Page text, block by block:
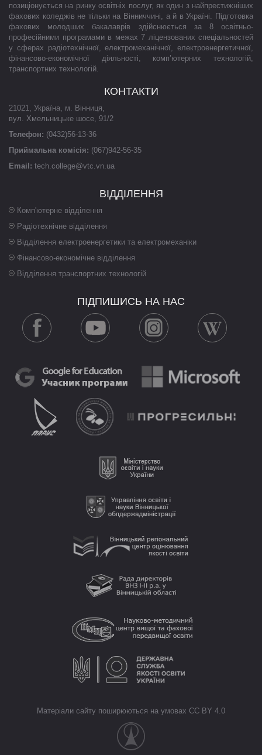
позиціонується на ринку освітніх послуг, як один з найпрестижніших
фахових коледжів не тільки на Вінниччині, а й в Україні. Підготовка
фахових молодших бакалаврів здійснюється за 8 освітньо-
професійними програмами в межах 7 ліцензованих спеціальностей
у сферах радіотехнічної, електромеханічної, електроенергетичної,
фінансово-економічної діяльності, комп’ютерних технологій,
транспортних технологій.
КОНТАКТИ
21021, Україна, м. Вінниця,
вул. Хмельницьке шосе, 91/2
Телефон: (0432)56-13-36
Приймальна комісія: (067)942-56-35
Email: tech.college@vtc.vn.ua
ВІДДІЛЕННЯ
Комп'ютерне відділення
Радіотехнічне відділення
Відділення електроенергетики та електромеханіки
Фінансово-економічне відділення
Відділення транспортних технологій
ПІДПИШИСЬ НА НАС
Матеріали сайту поширюються на умовах CC BY 4.0